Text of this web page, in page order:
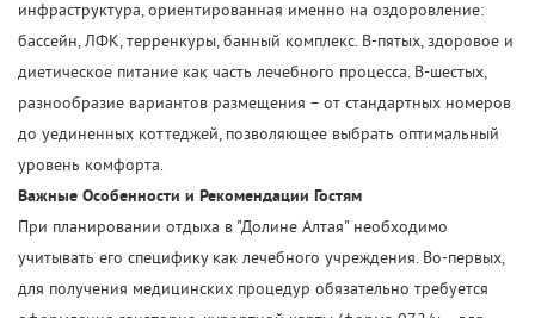
инфраструктура, ориентированная именно на оздоровление:
бассейн, ЛФК, терренкуры, банный комплекс. В-пятых, здоровое и
диетическое питание как часть лечебного процесса. В-шестых,
разнообразие вариантов размещения – от стандартных номеров
до уединенных коттеджей, позволяющее выбрать оптимальный
уровень комфорта.
Важные Особенности и Рекомендации Гостям
При планировании отдыха в "Долине Алтая" необходимо
учитывать его специфику как лечебного учреждения. Во-первых,
для получения медицинских процедур обязательно требуется